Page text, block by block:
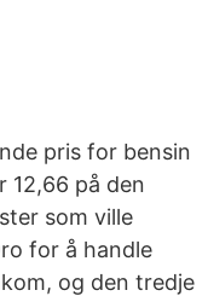
pris for bensin
12,66 på den
som ville
for å handle
og den tredje